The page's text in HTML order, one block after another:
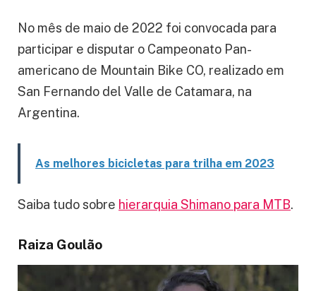
No mês de maio de 2022 foi convocada para
participar e disputar o Campeonato Pan-
americano de Mountain Bike CO, realizado em
San Fernando del Valle de Catamara, na
Argentina.
As melhores bicicletas para trilha em 2023
Saiba tudo sobre hierarquia Shimano para MTB.
Raiza Goulão